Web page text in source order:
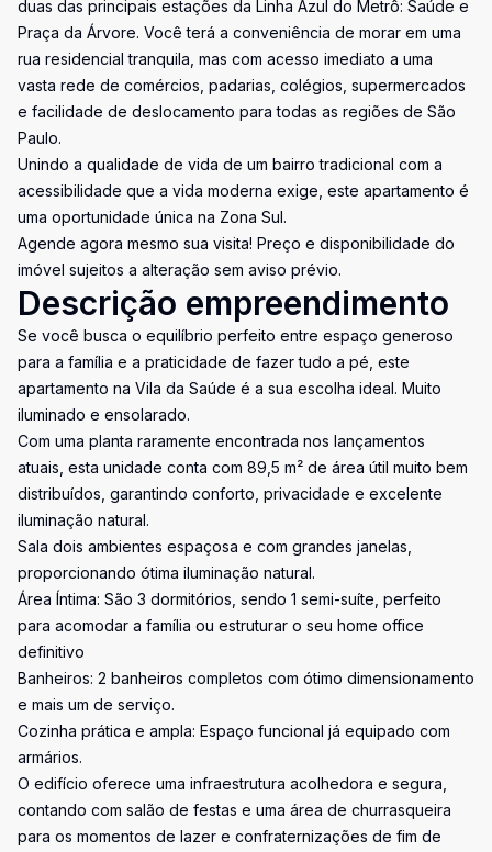
duas das principais estações da Linha Azul do Metrô: Saúde e
Praça da Árvore. Você terá a conveniência de morar em uma
rua residencial tranquila, mas com acesso imediato a uma
vasta rede de comércios, padarias, colégios, supermercados
e facilidade de deslocamento para todas as regiões de São
Paulo.
Unindo a qualidade de vida de um bairro tradicional com a
acessibilidade que a vida moderna exige, este apartamento é
uma oportunidade única na Zona Sul.
Agende agora mesmo sua visita! Preço e disponibilidade do
imóvel sujeitos a alteração sem aviso prévio.
Descrição empreendimento
Se você busca o equilíbrio perfeito entre espaço generoso
para a família e a praticidade de fazer tudo a pé, este
apartamento na Vila da Saúde é a sua escolha ideal. Muito
iluminado e ensolarado.
Com uma planta raramente encontrada nos lançamentos
atuais, esta unidade conta com 89,5 m² de área útil muito bem
distribuídos, garantindo conforto, privacidade e excelente
iluminação natural.
Sala dois ambientes espaçosa e com grandes janelas,
proporcionando ótima iluminação natural.
Área Íntima: São 3 dormitórios, sendo 1 semi-suíte, perfeito
para acomodar a família ou estruturar o seu home office
definitivo
Banheiros: 2 banheiros completos com ótimo dimensionamento
e mais um de serviço.
Cozinha prática e ampla: Espaço funcional já equipado com
armários.
O edifício oferece uma infraestrutura acolhedora e segura,
contando com salão de festas e uma área de churrasqueira
para os momentos de lazer e confraternizações de fim de